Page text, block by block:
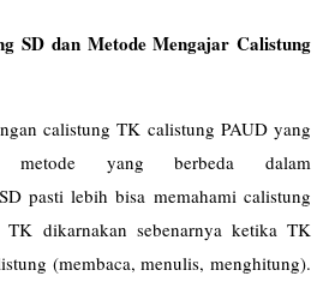
SD dan Metode Mengajar Calistung
calistung TK calistung PAUD yang
metode yang berbeda dalam
pasti lebih bisa memahami calistung
TK dikarnakan sebenarnya ketika TK
(membaca, menulis, menghitung).